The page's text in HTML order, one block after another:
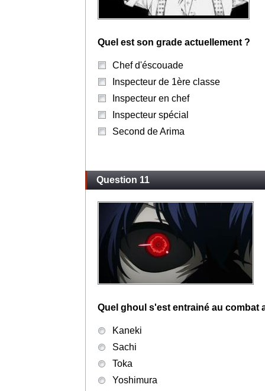
Quel est son grade actuellement ?
Chef d'éscouade
Inspecteur de 1ère classe
Inspecteur en chef
Inspecteur spécial
Second de Arima
Question 11
Quel ghoul s'est entrainé au combat
Kaneki
Sachi
Toka
Yoshimura